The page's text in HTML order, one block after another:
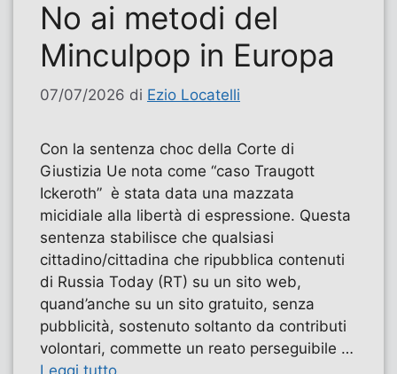
No ai metodi del
Minculpop in Europa
07/07/2026 di Ezio Locatelli
Con la sentenza choc della Corte di
Giustizia Ue nota come “caso Traugott
Ickeroth” è stata data una mazzata
micidiale alla libertà di espressione. Questa
sentenza stabilisce che qualsiasi
cittadino/cittadina che ripubblica contenuti
di Russia Today (RT) su un sito web,
quand’anche su un sito gratuito, senza
pubblicità, sostenuto soltanto da contributi
volontari, commette un reato perseguibile …
Leggi tutto